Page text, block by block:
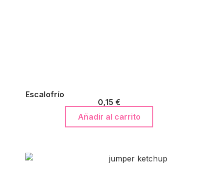
Escalofrío
0,15 €
Añadir al carrito